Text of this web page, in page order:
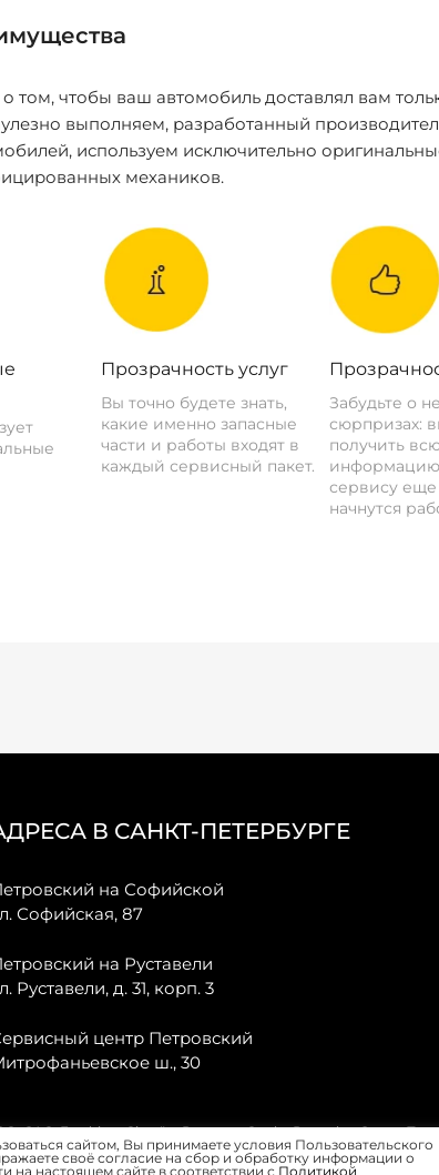
том, чтобы ваш автомобиль доставлял вам
выполняем, разработанный
используем исключительно
механиков.
Прозрачность услуг
Вы точно будете знать,
какие именно запасные
части и работы входят в
каждый сервисный пакет.
Забудьте о
сюрпризах:
получить
сервису еще
начнутся
В САНКТ-ПЕТЕРБУРГЕ
на Софийской
Софийская, 87
на Руставели
Руставели, д. 31, корп. 3
центр Петровский
ш., 30
GAC, Forthing, Citroёn, Peugeot, Opel и Renault в Санкт-
сайтом, Вы принимаете условия Пользовательского
своё согласие на сбор и обработку информации о
на настоящем сайте в соответствии с Политикой